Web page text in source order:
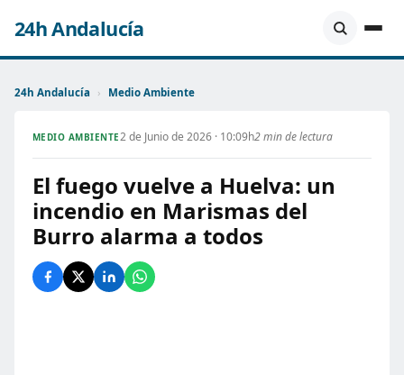
24h Andalucía
24h Andalucía › Medio Ambiente
MEDIO AMBIENTE2 de Junio de 2026 · 10:09h2 min de lectura
El fuego vuelve a Huelva: un
incendio en Marismas del
Burro alarma a todos